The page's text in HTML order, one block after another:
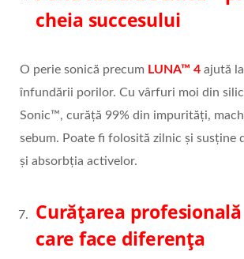
cheia succesului
O perie sonică precum LUNA™ 4 ajută
înfundării porilor. Cu vârfuri moi din
Sonic™, curăță 99% din impurități,
sebum. Poate fi folosită zilnic și susține
și absorbția activelor.
Curățarea
care face diferența